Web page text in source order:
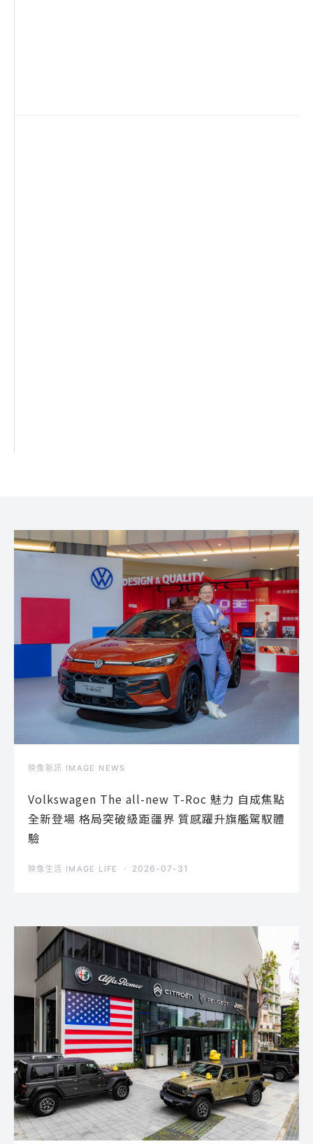
映像新訊 IMAGE NEWS
Volkswagen The all-new T-Roc 魅力 自成焦點
全新登場 格局突破級距疆界 質感躍升旗艦駕馭體
驗
映像生活 IMAGE LIFE 2026-07-31